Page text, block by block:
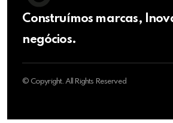
Construímos marcas,
negócios.
© Copyright. All Rights Reserved